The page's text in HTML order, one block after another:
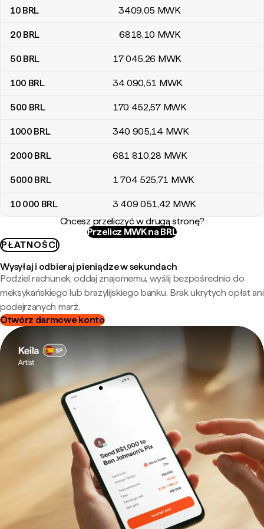
10 BRL 3409,05 MWK
20 BRL 6818,10 MWK
50 BRL 17 045,26 MWK
100 BRL 34 090,51 MWK
500 BRL 170 452,57 MWK
1000 BRL 340 905,14 MWK
2000 BRL 681 810,28 MWK
5000 BRL 1 704 525,71 MWK
10 000 BRL 3 409 051,42 MWK
Chcesz przeliczyć w drugą stronę?
Przelicz MWK na BRL
PŁATNOŚCI
Wysyłaj i odbieraj pieniądze w sekundach
Podziel rachunek, oddaj znajomemu, wyślij bezpośrednio do
meksykańskiego lub brazylijskiego banku. Brak ukrytych opłat ani
podejrzanych marż.
Otwórz darmowe konto